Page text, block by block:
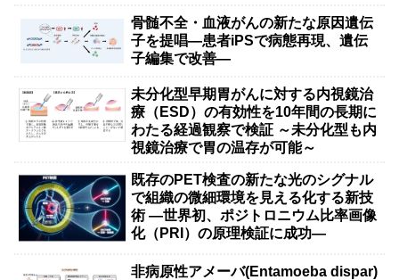
骨髄不全・血液がんの新たな原因遺伝
子を提唱―患者iPSで病態再現、遺伝
子編集で改善―
未分化型早期胃がんに対する内視鏡治
療（ESD）の有効性を10年間の長期に
わたる経過観察で検証 ～未分化型も内
視鏡治療で胃の温存が可能～
既存のPET検査の新たな光のシグナル
で組織の微細環境を見える化する新技
術 ―世界初、ポジトロニウム比率画像
化（PRI）の原理検証に成功―
非病原性アメーバ(Entamoeba dispar)